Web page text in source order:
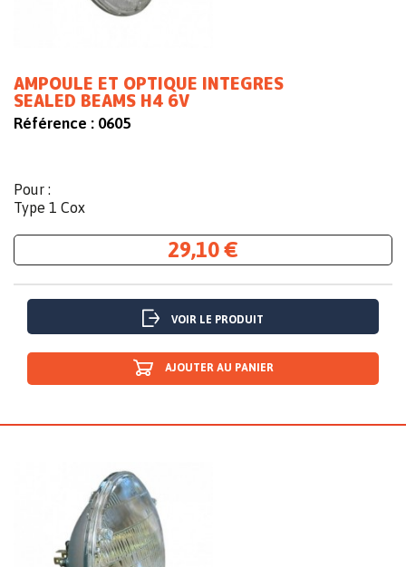
AMPOULE ET OPTIQUE INTEGRES
SEALED BEAMS H4 6V
Référence : 0605
Pour :
Type 1 Cox
29,10 €
VOIR LE PRODUIT
AJOUTER AU PANIER